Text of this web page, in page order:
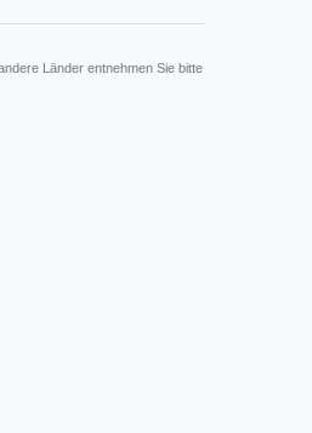
Länder entnehmen Sie bitte